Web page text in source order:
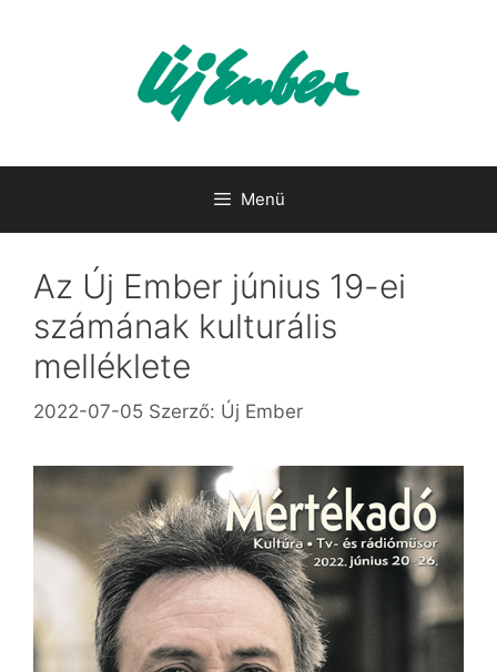
Menü
Az Új Ember június 19-ei
számának kulturális
melléklete
2022-07-05 Szerző: Új Ember